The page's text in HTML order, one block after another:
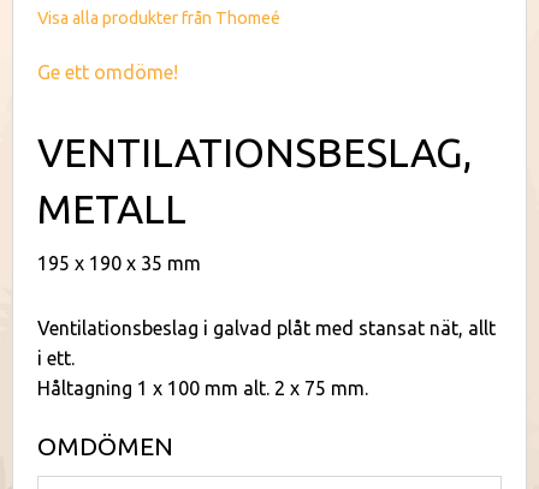
Visa alla produkter från Thomeé
Ge ett omdöme!
VENTILATIONSBESLAG,
METALL
195 x 190 x 35 mm
Ventilationsbeslag i galvad plåt med stansat nät, allt
i ett.
Håltagning 1 x 100 mm alt. 2 x 75 mm.
OMDÖMEN